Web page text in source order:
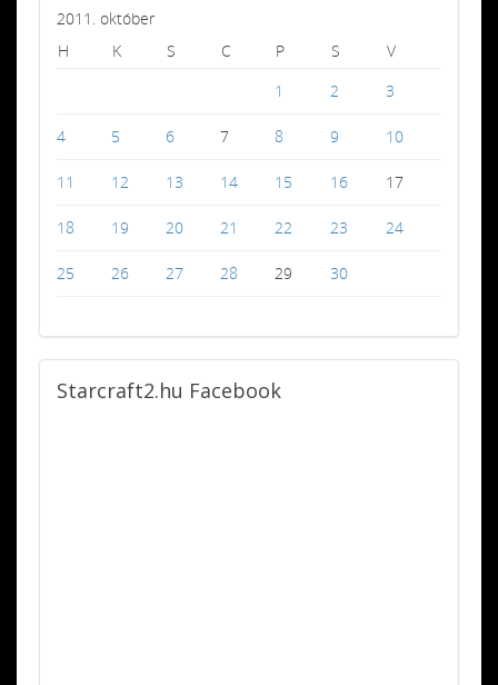
2011. október
H
K S C P S
V
1
2 3
4 5 6 7 8 9 10
11 12 13 14 15 16 17
18 19 20 21 22 23 24
25 26 27 28 29 30
Starcraft2.hu Facebook